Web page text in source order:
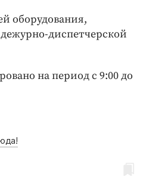
оборудования,
диспетчерской
на период с 9:00 до